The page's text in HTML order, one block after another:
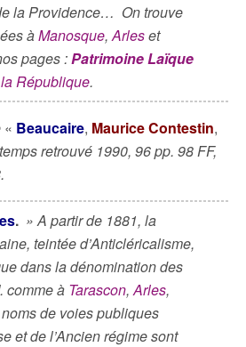
la Providence… On trouve
àManosque,Arleset
pages :Patrimoine Laïque
République.
« Beaucaire, Maurice Contestin,
retrouvé 1990, 96 pp. 98 FF,
. » A partir de 1881, la
teintée d’Anticléricalisme,
dans la dénomination des
comme à Tarascon,Arles,
de voies publiques
et de l’Ancien régime sont